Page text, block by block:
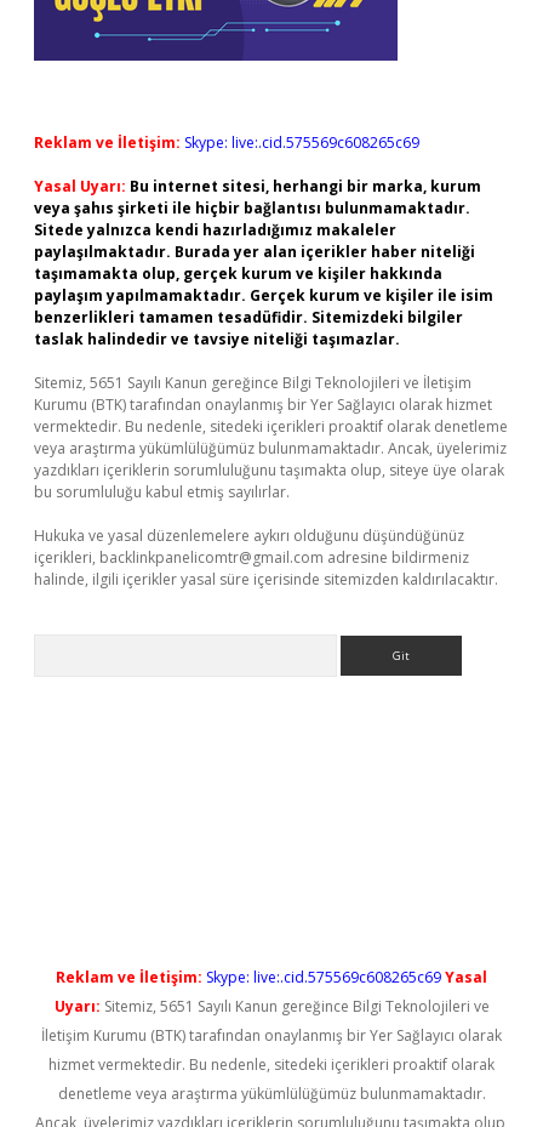
Reklam ve İletişim: Skype: live:.cid.575569c608265c69
Yasal Uyarı: Bu internet sitesi, herhangi bir marka, kurum
veya şahıs şirketi ile hiçbir bağlantısı bulunmamaktadır.
Sitede yalnızca kendi hazırladığımız makaleler
paylaşılmaktadır. Burada yer alan içerikler haber niteliği
taşımamakta olup, gerçek kurum ve kişiler hakkında
paylaşım yapılmamaktadır. Gerçek kurum ve kişiler ile isim
benzerlikleri tamamen tesadüfidir. Sitemizdeki bilgiler
taslak halindedir ve tavsiye niteliği taşımazlar.
Sitemiz, 5651 Sayılı Kanun gereğince Bilgi Teknolojileri ve İletişim
Kurumu (BTK) tarafından onaylanmış bir Yer Sağlayıcı olarak hizmet
vermektedir. Bu nedenle, sitedeki içerikleri proaktif olarak denetleme
veya araştırma yükümlülüğümüz bulunmamaktadır. Ancak, üyelerimiz
yazdıkları içeriklerin sorumluluğunu taşımakta olup, siteye üye olarak
bu sorumluluğu kabul etmiş sayılırlar.
Hukuka ve yasal düzenlemelere aykırı olduğunu düşündüğünüz
içerikleri, backlinkpanelicomtr@gmail.com adresine bildirmeniz
halinde, ilgili içerikler yasal süre içerisinde sitemizden kaldırılacaktır.
Reklam ve İletişim: Skype: live:.cid.575569c608265c69Yasal
Uyarı: Sitemiz, 5651 Sayılı Kanun gereğince Bilgi Teknolojileri ve
İletişim Kurumu (BTK) tarafından onaylanmış bir Yer Sağlayıcı olarak
hizmet vermektedir. Bu nedenle, sitedeki içerikleri proaktif olarak
denetleme veya araştırma yükümlülüğümüz bulunmamaktadır.
Ancak, üyelerimiz yazdıkları içeriklerin sorumluluğunu taşımakta olup,